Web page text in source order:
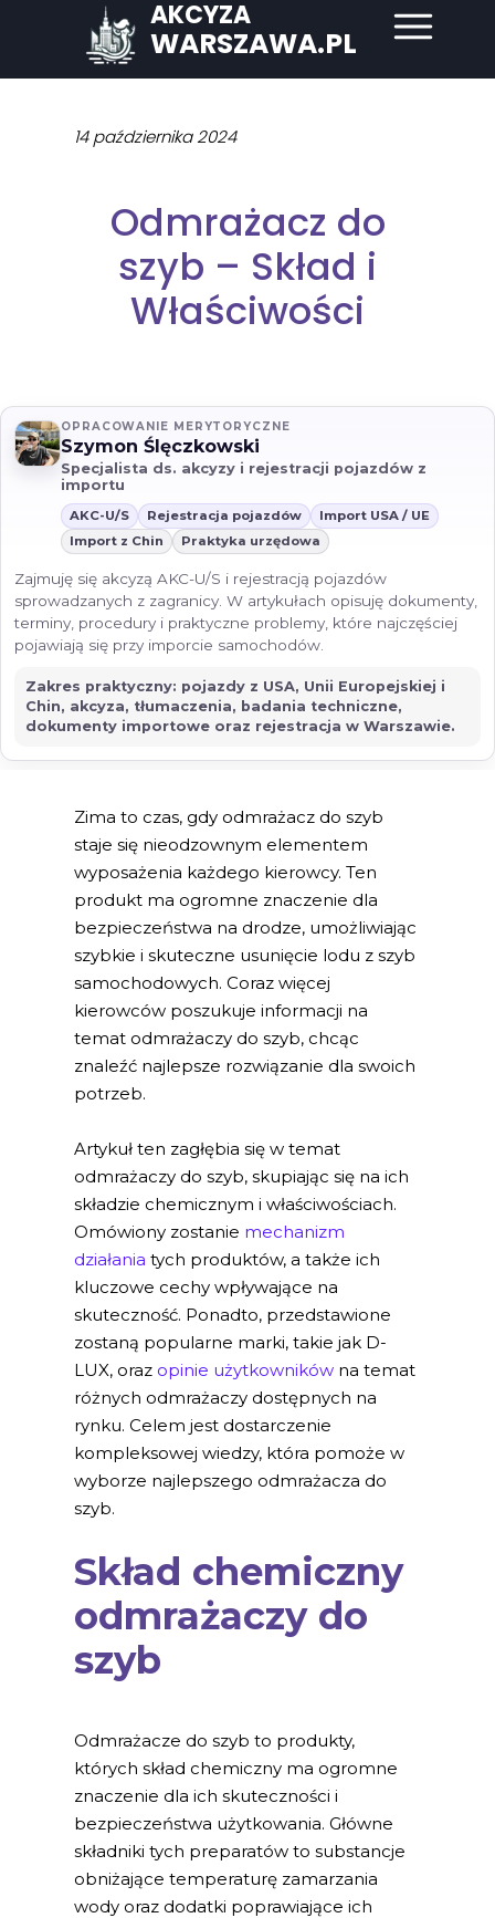
AKCYZA
WARSZAWA.PL
14 października 2024
Odmrażacz do
szyb – Skład i
Właściwości
Zima to czas, gdy odmrażacz do szyb
staje się nieodzownym elementem
wyposażenia każdego kierowcy. Ten
produkt ma ogromne znaczenie dla
bezpieczeństwa na drodze, umożliwiając
szybkie i skuteczne usunięcie lodu z szyb
samochodowych. Coraz więcej
kierowców poszukuje informacji na
temat odmrażaczy do szyb, chcąc
znaleźć najlepsze rozwiązanie dla swoich
potrzeb.
Artykuł ten zagłębia się w temat
odmrażaczy do szyb, skupiając się na ich
składzie chemicznym i właściwościach.
Omówiony zostanie mechanizm
działania tych produktów, a także ich
kluczowe cechy wpływające na
skuteczność. Ponadto, przedstawione
zostaną popularne marki, takie jak D-
LUX, oraz opinie użytkowników na temat
różnych odmrażaczy dostępnych na
rynku. Celem jest dostarczenie
kompleksowej wiedzy, która pomoże w
wyborze najlepszego odmrażacza do
szyb.
Skład chemiczny
odmrażaczy do
szyb
Odmrażacze do szyb to produkty,
których skład chemiczny ma ogromne
znaczenie dla ich skuteczności i
bezpieczeństwa użytkowania. Główne
składniki tych preparatów to substancje
obniżające temperaturę zamarzania
wody oraz dodatki poprawiające ich
OPRACOWANIE MERYTORYCZNE
Szymon Ślęczkowski
Specjalista ds. akcyzy i rejestracji pojazdów z
importu
AKC-U/S Rejestracja pojazdów
Import USA / UE
Import z Chin
Praktyka urzędowa
Zajmuję się akcyzą AKC-U/S i rejestracją pojazdów
sprowadzanych z zagranicy. W artykułach opisuję dokumenty,
terminy, procedury i praktyczne problemy, które najczęściej
pojawiają się przy imporcie samochodów.
Zakres praktyczny: pojazdy z USA, Unii Europejskiej i
Chin, akcyza, tłumaczenia, badania techniczne,
dokumenty importowe oraz rejestracja w Warszawie.